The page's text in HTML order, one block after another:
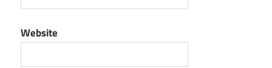
Website